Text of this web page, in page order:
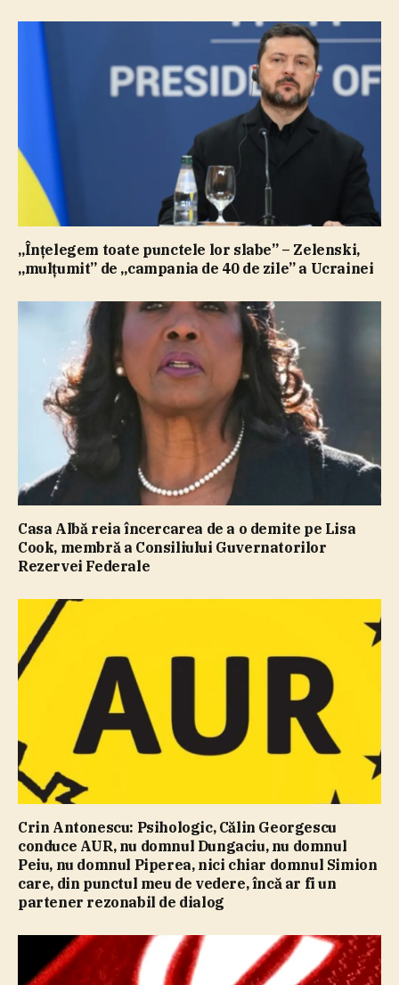
„Înţelegem toate punctele lor slabe” – Zelenski,
„mulţumit” de „campania de 40 de zile” a Ucrainei
Casa Albă reia încercarea de a o demite pe Lisa
Cook, membră a Consiliului Guvernatorilor
Rezervei Federale
Crin Antonescu: Psihologic, Călin Georgescu
conduce AUR, nu domnul Dungaciu, nu domnul
Peiu, nu domnul Piperea, nici chiar domnul Simion
care, din punctul meu de vedere, încă ar fi un
partener rezonabil de dialog